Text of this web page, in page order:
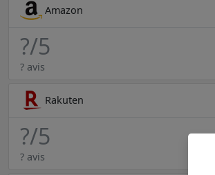
Amazon
?/5
? avis
Rakuten
?/5
? avis